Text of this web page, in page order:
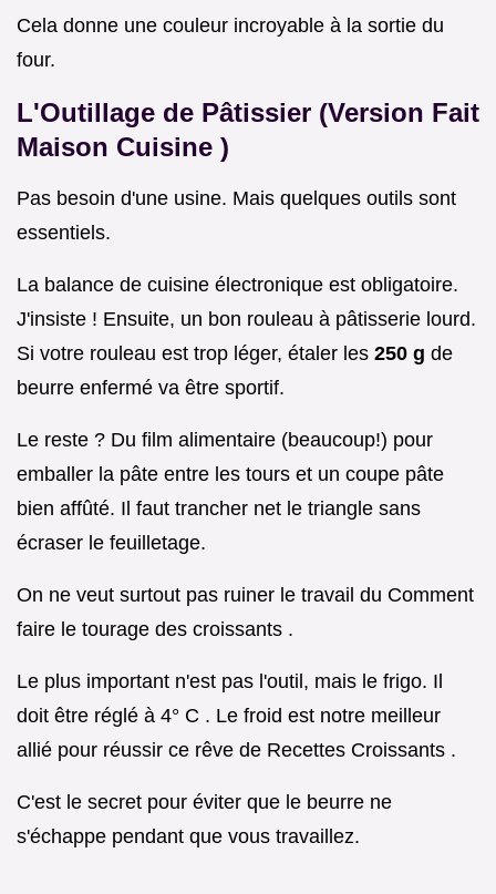
Cela donne une couleur incroyable à la sortie du
four.
L'Outillage de Pâtissier (Version Fait
Maison Cuisine )
Pas besoin d'une usine. Mais quelques outils sont
essentiels.
La balance de cuisine électronique est obligatoire.
J'insiste ! Ensuite, un bon rouleau à pâtisserie lourd.
Si votre rouleau est trop léger, étaler les 250 g de
beurre enfermé va être sportif.
Le reste ? Du film alimentaire (beaucoup!) pour
emballer la pâte entre les tours et un coupe pâte
bien affûté. Il faut trancher net le triangle sans
écraser le feuilletage.
On ne veut surtout pas ruiner le travail du Comment
faire le tourage des croissants .
Le plus important n'est pas l'outil, mais le frigo. Il
doit être réglé à 4° C . Le froid est notre meilleur
allié pour réussir ce rêve de Recettes Croissants .
C'est le secret pour éviter que le beurre ne
s'échappe pendant que vous travaillez.